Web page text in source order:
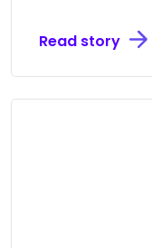
Read story